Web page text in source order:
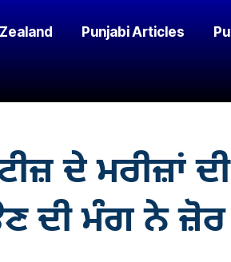
Punjabi Articles
ਦੇ ਮਰੀਜ਼ਾਂ
ਦੀ ਮੰਗ ਨੇ